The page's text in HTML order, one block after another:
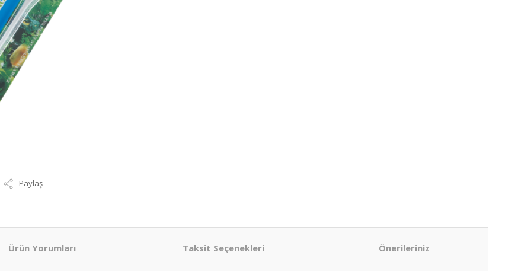
Paylaş
Ürün Yorumları Taksit Seçenekleri Önerileriniz